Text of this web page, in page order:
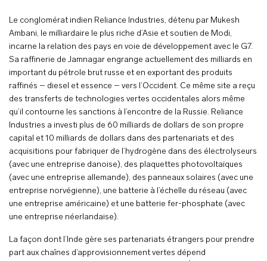
Le conglomérat indien Reliance Industries, détenu par Mukesh
Ambani, le milliardaire le plus riche d’Asie et soutien de Modi,
incarne la relation des pays en voie de développement avec le G7.
Sa raffinerie de Jamnagar engrange actuellement des milliards en
important du pétrole brut russe et en exportant des produits
raffinés – diesel et essence – vers l’Occident. Ce même site a reçu
des transferts de technologies vertes occidentales alors même
qu’il contourne les sanctions à l’encontre de la Russie. Reliance
Industries a investi plus de 60 milliards de dollars de son propre
capital et 10 milliards de dollars dans des partenariats et des
acquisitions pour fabriquer de l’hydrogène dans des électrolyseurs
(avec une entreprise danoise), des plaquettes photovoltaïques
(avec une entreprise allemande), des panneaux solaires (avec une
entreprise norvégienne), une batterie à l’échelle du réseau (avec
une entreprise américaine) et une batterie fer-phosphate (avec
une entreprise néerlandaise).
La façon dont l’Inde gère ses partenariats étrangers pour prendre
part aux chaînes d’approvisionnement vertes dépend